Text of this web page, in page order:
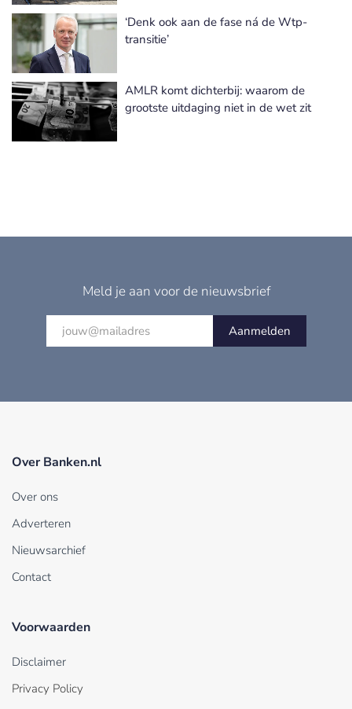
‘Denk ook aan de fase ná de Wtp-
transitie’
AMLR komt dichterbij: waarom de
grootste uitdaging niet in de wet zit
Meld je aan voor de nieuwsbrief
Aanmelden
Over Banken.nl
Over ons
Adverteren
Nieuwsarchief
Contact
Voorwaarden
Disclaimer
Privacy Policy